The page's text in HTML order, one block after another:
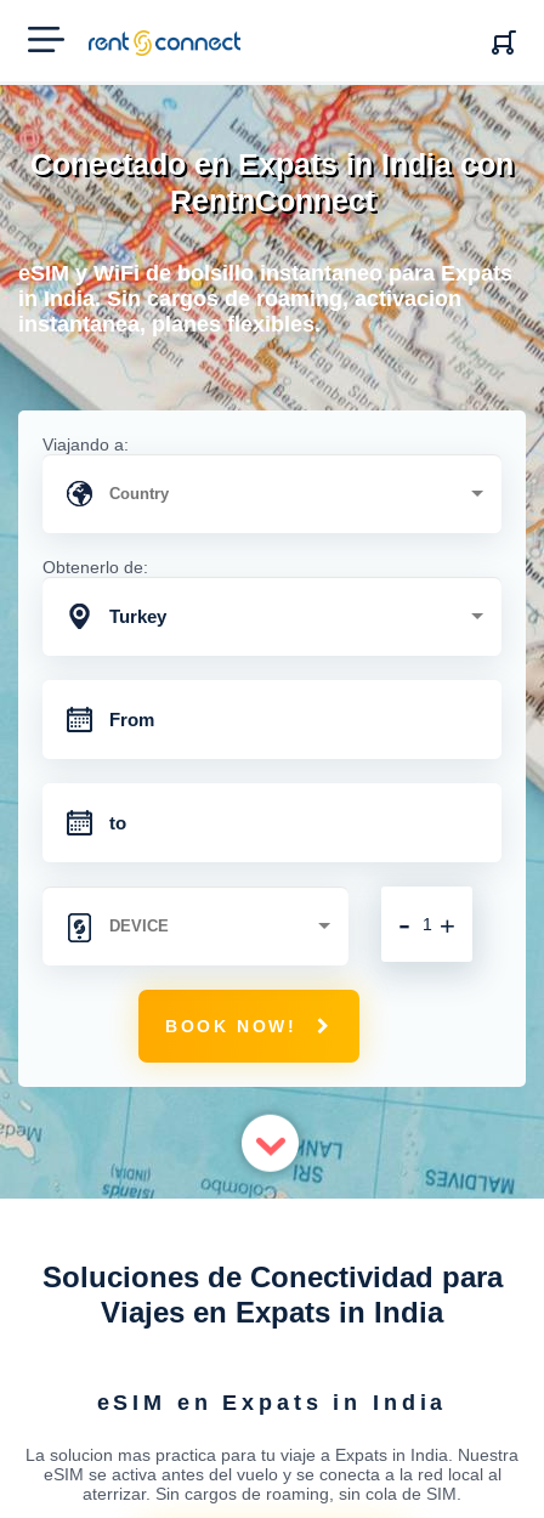
RENT'N
CONNECT
Conectado en Expats in India con
RentnConnect
eSIM y WiFi de bolsillo instantaneo para Expats
in India. Sin cargos de roaming, activacion
instantanea, planes flexibles.
Viajando a:
Obtenerlo de:
Turkey
+
-
BOOK NOW!
Soluciones de Conectividad para
Viajes en Expats in India
eSIM en Expats in India
La solucion mas practica para tu viaje a Expats in India. Nuestra
eSIM se activa antes del vuelo y se conecta a la red local al
aterrizar. Sin cargos de roaming, sin cola de SIM.